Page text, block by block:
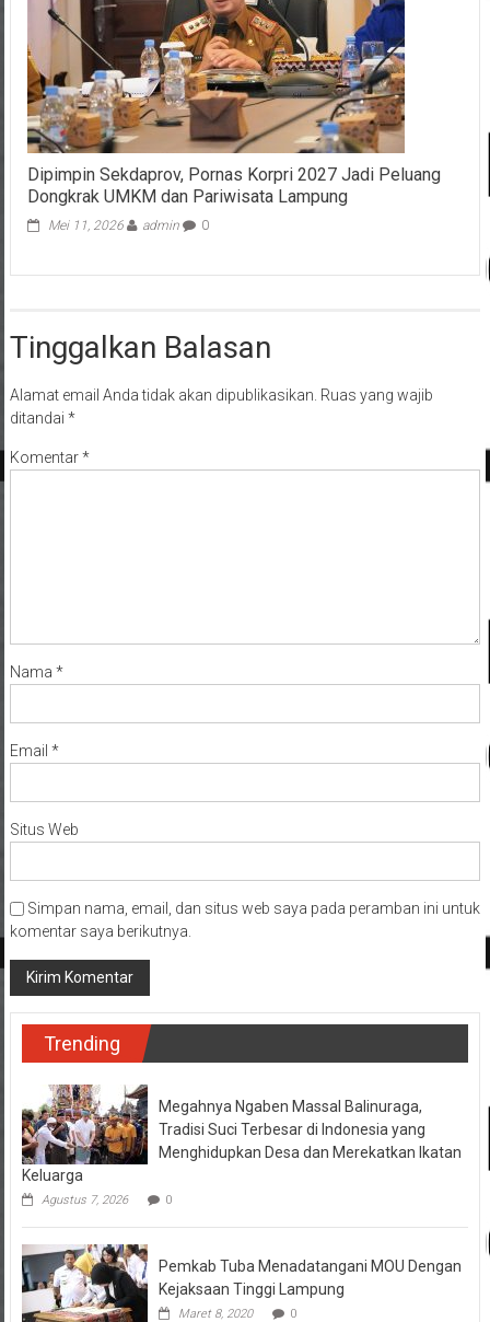
Dipimpin Sekdaprov, Pornas Korpri 2027 Jadi Peluang
Dongkrak UMKM dan Pariwisata Lampung
Mei 11, 2026 admin 0
Tinggalkan Balasan
Alamat email Anda tidak akan dipublikasikan. Ruas yang wajib
ditandai *
Komentar*
Nama *
Email *
Situs Web
Simpan nama, email, dan situs web saya pada peramban ini untuk
komentar saya berikutnya.
Trending
Megahnya Ngaben Massal Balinuraga,
Tradisi Suci Terbesar di Indonesia yang
Menghidupkan Desa dan Merekatkan Ikatan
Keluarga
Agustus 7, 2026 0
Pemkab Tuba Menadatangani MOU Dengan
Kejaksaan Tinggi Lampung
Maret 8, 2020 0